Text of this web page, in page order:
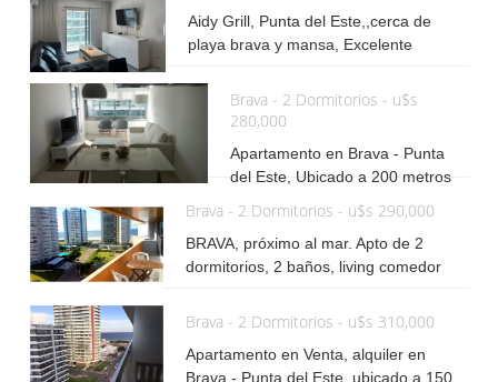
Aidy Grill, Punta del Este,,cerca de
playa brava y mansa, Excelente
baños, terraza con parrillero propio.
Edificio con recepción, piscina, y
Brava - 2 Dormitorios - u$s
280,000
Apartamento en Brava - Punta
del Este, Ubicado a 200 metros
2 baños, 1 suite, 3 camas Cocina
integrada, living comedor,
garage. Aire acondicionado.
cuenta con piscina climatiza,
mucama, recepción, sala de
Brava - 2 Dormitorios - u$s 290,000
BRAVA, próximo al mar. Apto de 2
dormitorios, 2 baños, living comedor
garage, piscina, barbacoa, recepción,
Brava - 2 Dormitorios - u$s 310,000
Apartamento en Venta, alquiler en
Brava - Punta del Este, ubicado a 150